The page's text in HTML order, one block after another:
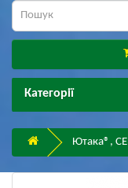
Категорії
Ютака®, СЕ